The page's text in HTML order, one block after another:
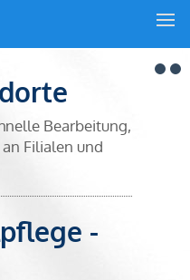
Bearbeitung,
Filialen und
-